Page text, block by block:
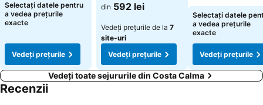
Selectați datele pentru
a vedea prețurile
exacte
Vedeți prețurile
din 592 lei
Vedeți prețurile de la 7
site-uri
Vedeți prețurile
Selectați datele
a vedea prețurile
exacte
Vedeți prețurile
Vedeți toate sejururile din Costa Calma
Recenzii